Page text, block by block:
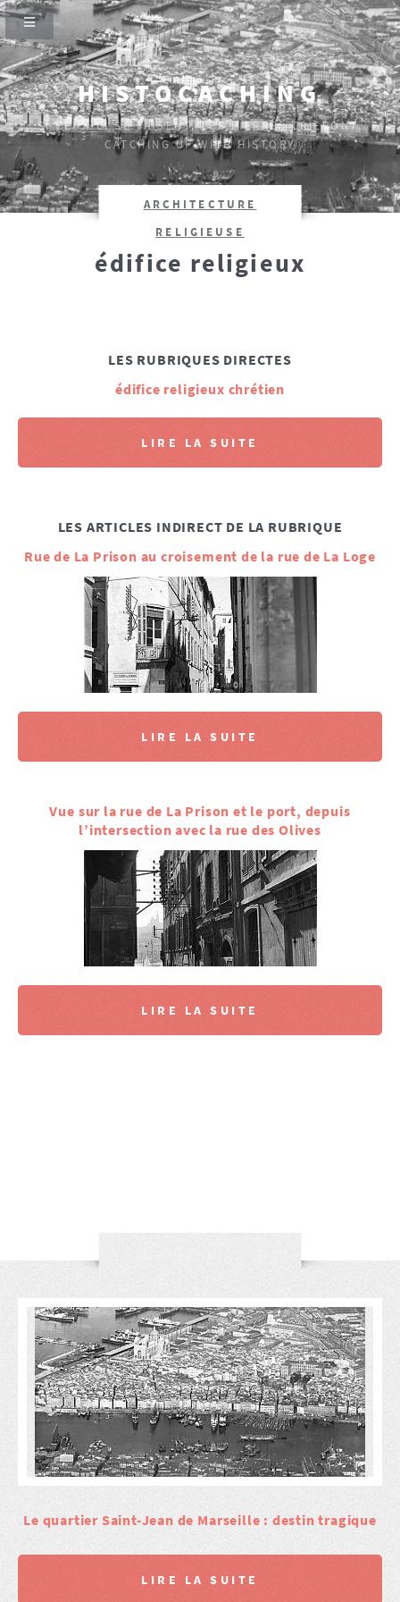
HISTOCACHING
SI CEUX-CI SE TAISENT, LES PIERRES CRIERONT.
CATCHING UP WITH HISTORY
ARCHITECTURE
RELIGIEUSE
édifice religieux
LES RUBRIQUES DIRECTES
édifice religieux chrétien
LIRE LA SUITE
LES ARTICLES INDIRECT DE LA RUBRIQUE
Rue de La Prison au croisement de la rue de La Loge
LIRE LA SUITE
Vue sur la rue de La Prison et le port, depuis
l’intersection avec la rue des Olives
LIRE LA SUITE
Le quartier Saint-Jean de Marseille : destin tragique
LIRE LA SUITE